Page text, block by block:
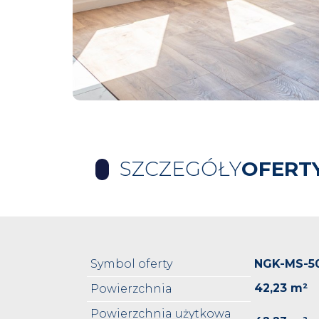
SZCZEGÓŁY
Symbol oferty
NGK-MS-
Powierzchnia
42,23 m²
Powierzchnia użytkowa